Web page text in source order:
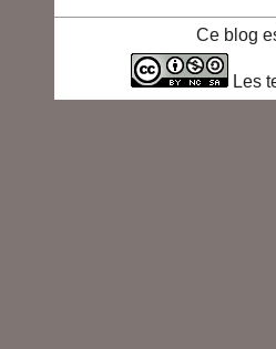
Ce blog
Les